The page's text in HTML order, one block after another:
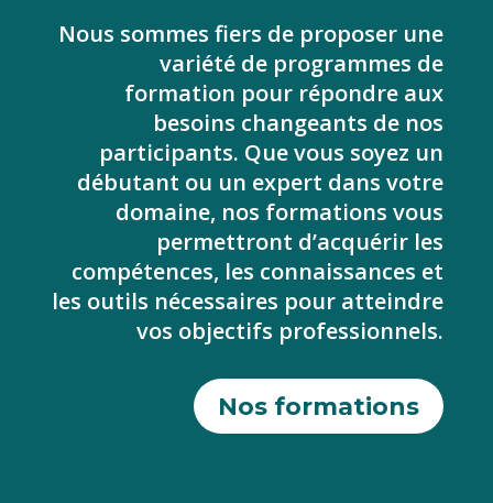
Nous sommes fiers de proposer une
variété de programmes de
formation pour répondre aux
besoins changeants de nos
participants. Que vous soyez un
débutant ou un expert dans votre
domaine, nos formations vous
permettront d’acquérir les
compétences, les connaissances et
les outils nécessaires pour atteindre
vos objectifs professionnels.
Nos formations